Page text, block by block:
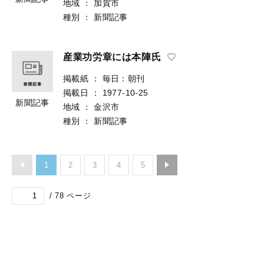
地域
：
加賀市
種別
： 新聞記事
新聞記事
産業功労章には本陣氏
掲載紙 ：
毎日：朝刊
掲載日
：
1977-10-25
地域
：
金沢市
種別
： 新聞記事
1 2 3 4 5
/ 78 ページ